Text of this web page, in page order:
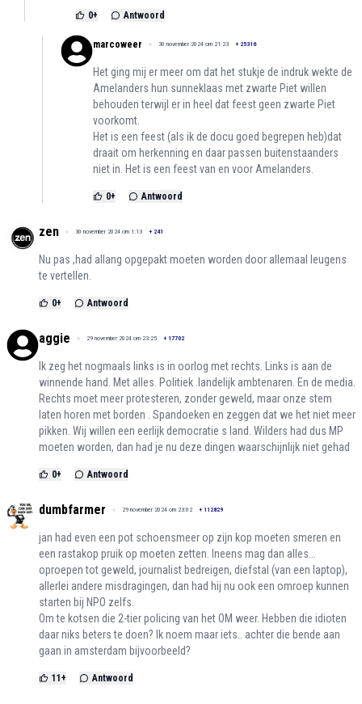
0+ Antwoord
marcoweer 30 november 2024 om 21:23 + 25316
Het ging mij er meer om dat het stukje de indruk wekte de
Amelanders hun sunneklaas met zwarte Piet willen
behouden terwijl er in heel dat feest geen zwarte Piet
voorkomt.
Het is een feest (als ik de docu goed begrepen heb)dat
draait om herkenning en daar passen buitenstaanders
niet in. Het is een feest van en voor Amelanders.
0+ Antwoord
zen 30 november 2024 om 1:13 + 241
Nu pas ,had allang opgepakt moeten worden door allemaal leugens
te vertellen.
0+ Antwoord
aggie 29 november 2024 om 23:25 + 17702
Ik zeg het nogmaals links is in oorlog met rechts. Links is aan de
winnende hand. Met alles. Politiek .landelijk ambtenaren. En de media.
Rechts moet meer protesteren, zonder geweld, maar onze stem
laten horen met borden . Spandoeken en zeggen dat we het niet meer
pikken. Wij willen een eerlijk democratie s land. Wilders had dus MP
moeten worden, dan had je nu deze dingen waarschijnlijk niet gehad
0+ Antwoord
dumbfarmer 29 november 2024 om 23:02 + 112829
jan had even een pot schoensmeer op zijn kop moeten smeren en
een rastakop pruik op moeten zetten. Ineens mag dan alles...
oproepen tot geweld, journalist bedreigen, diefstal (van een laptop),
allerlei andere misdragingen, dan had hij nu ook een omroep kunnen
starten bij NPO zelfs.
Om te kotsen die 2-tier policing van het OM weer. Hebben die idioten
daar niks beters te doen? Ik noem maar iets.. achter die bende aan
gaan in amsterdam bijvoorbeeld?
11+ Antwoord